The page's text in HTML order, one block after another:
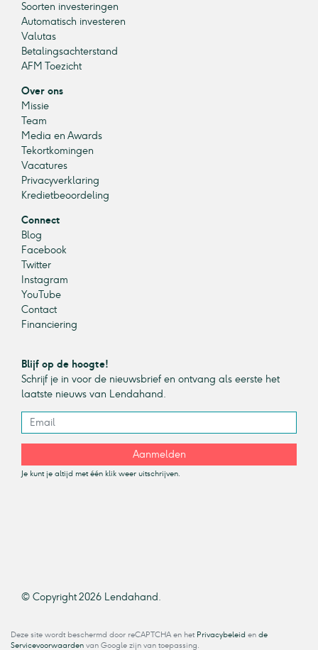
Soorten investeringen
Automatisch investeren
Valutas
Betalingsachterstand
AFM Toezicht
Over ons
Missie
Team
Media en Awards
Tekortkomingen
Vacatures
Privacyverklaring
Kredietbeoordeling
Connect
Blog
Facebook
Twitter
Instagram
YouTube
Contact
Financiering
Blijf op de hoogte!
Schrijf je in voor de nieuwsbrief en ontvang als eerste het
laatste nieuws van Lendahand.
Aanmelden
Je kunt je altijd met één klik weer uitschrijven.
© Copyright 2026 Lendahand.
Deze site wordt beschermd door reCAPTCHA en het Privacybeleid en de
Servicevoorwaarden van Google zijn van toepassing.